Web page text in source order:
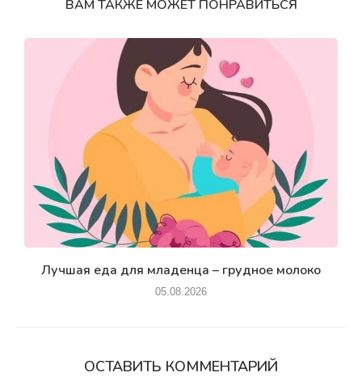
ВАМ ТАКЖЕ МОЖЕТ ПОНРАВИТЬСЯ
Лучшая еда для младенца – грудное молоко
05.08.2026
ОСТАВИТЬ КОММЕНТАРИЙ